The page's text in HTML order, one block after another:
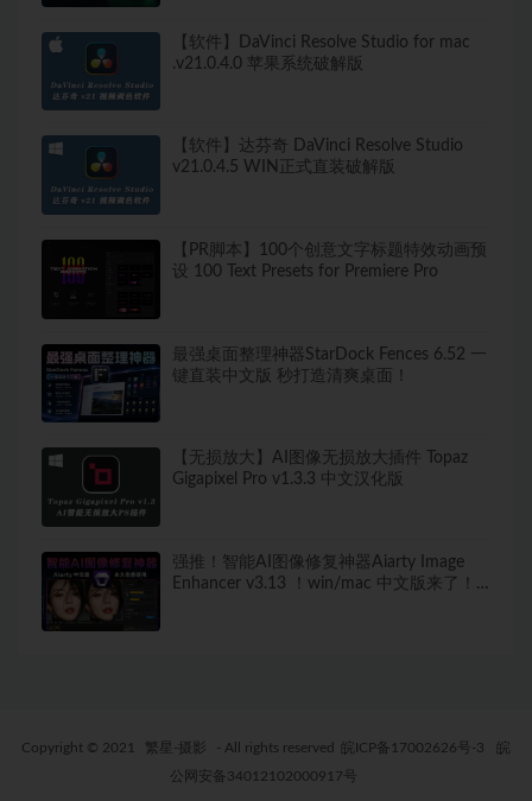
【软件】DaVinci Resolve Studio for mac
.v21.0.4.0 苹果系统破解版
【软件】达芬奇 DaVinci Resolve Studio
v21.0.4.5 WIN正式直装破解版
【PR脚本】100个创意文字标题特效动画预
设 100 Text Presets for Premiere Pro
最强桌面整理神器StarDock Fences 6.52 一
键直装中文版 秒打造清爽桌面！
【无损放大】AI图像无损放大插件 Topaz
Gigapixel Pro v1.3.3 中文汉化版
强推！智能AI图像修复神器Aiarty Image
Enhancer v3.13 ！win/mac 中文版来了！
Copyright © 2021 繁星-摄影 - All rights reserved 皖ICP备17002626号-3
皖
公网安备34012102000917号